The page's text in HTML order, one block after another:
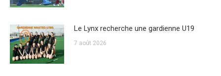
Le Lynx recherche une gardienne U19
7 août 2026